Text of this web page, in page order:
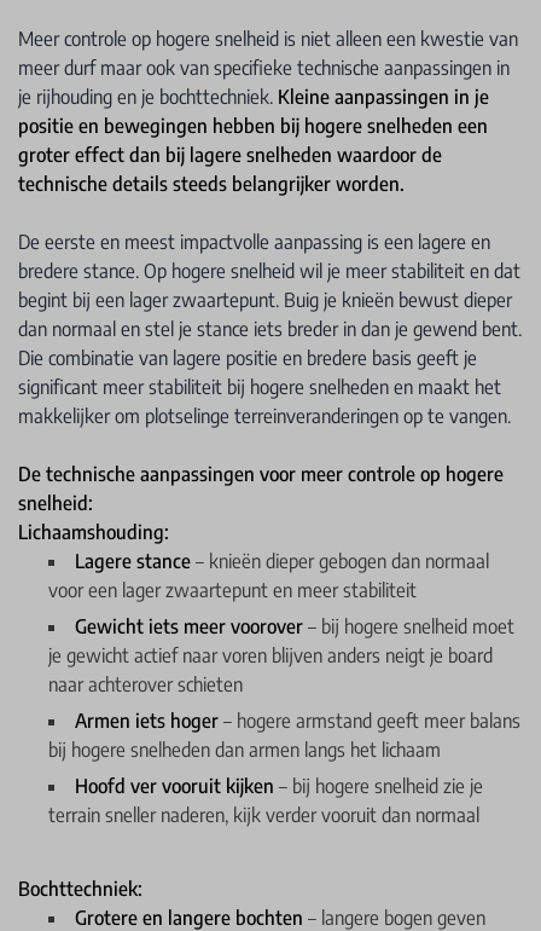
Meer controle op hogere snelheid is niet alleen een kwestie van
meer durf maar ook van specifieke technische aanpassingen in
je rijhouding en je bochttechniek. Kleine aanpassingen in je
positie en bewegingen hebben bij hogere snelheden een
groter effect dan bij lagere snelheden waardoor de
technische details steeds belangrijker worden.
De eerste en meest impactvolle aanpassing is een lagere en
bredere stance. Op hogere snelheid wil je meer stabiliteit en dat
begint bij een lager zwaartepunt. Buig je knieën bewust dieper
dan normaal en stel je stance iets breder in dan je gewend bent.
Die combinatie van lagere positie en bredere basis geeft je
significant meer stabiliteit bij hogere snelheden en maakt het
makkelijker om plotselinge terreinveranderingen op te vangen.
De technische aanpassingen voor meer controle op hogere
snelheid:
Lichaamshouding:
Lagere stance – knieën dieper gebogen dan normaal
voor een lager zwaartepunt en meer stabiliteit
Gewicht iets meer voorover – bij hogere snelheid moet
je gewicht actief naar voren blijven anders neigt je board
naar achterover schieten
Armen iets hoger – hogere armstand geeft meer balans
bij hogere snelheden dan armen langs het lichaam
Hoofd ver vooruit kijken – bij hogere snelheid zie je
terrain sneller naderen, kijk verder vooruit dan normaal
Bochttechniek:
Grotere en langere bochten – langere bogen geven